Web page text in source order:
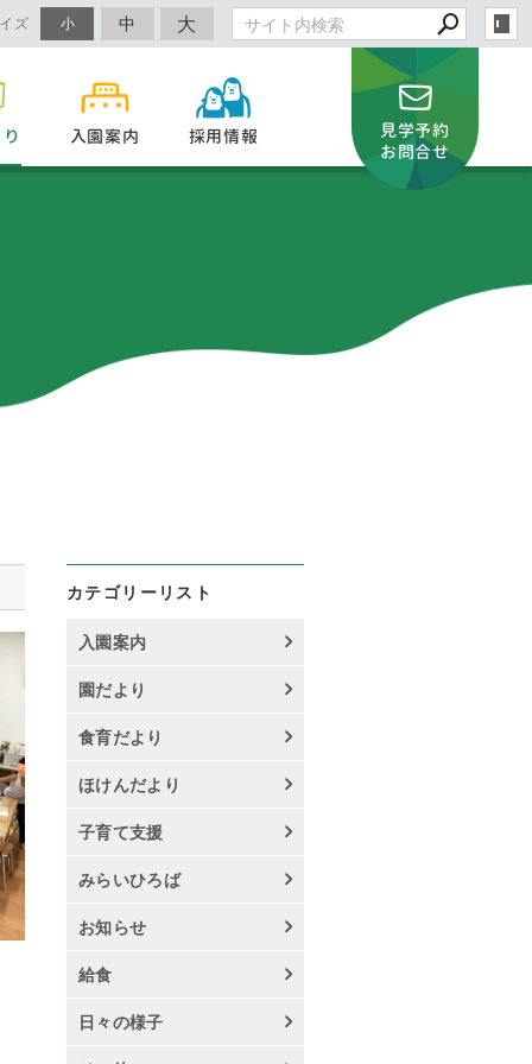
ズ 小 中 大
入園案内 採用情報
見学予約
お問合せ
カテゴリーリスト
入園案内
園だより
食育だより
ほけんだより
子育て支援
みらいひろば
お知らせ
給食
日々の様子